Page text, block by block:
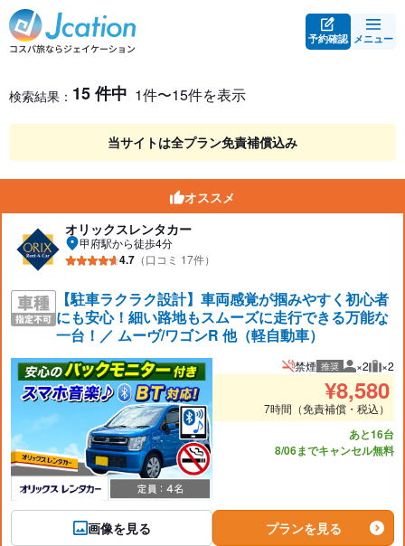
予約確認 メニュー
レンタカー検索・比較
レンタカー検索結果
検索結果： 15 件中 1件〜15件を表示
当サイトは全プラン免責補償込み
オススメ
オリックスレンタカー
甲府駅から徒歩4分
4.7 （口コミ 17件）
【駐車ラクラク設計】車両感覚が掴みやすく初心者
にも安心！細い路地もスムーズに走行できる万能な
一台！／ ムーヴ/ワゴンR 他（軽自動車）
画像を見る
禁煙 推奨 推奨人数
×2 推奨
×2
¥8,580
7時間（免責補償・税込）
あと16台
8/06までキャンセル無料
プランを見る